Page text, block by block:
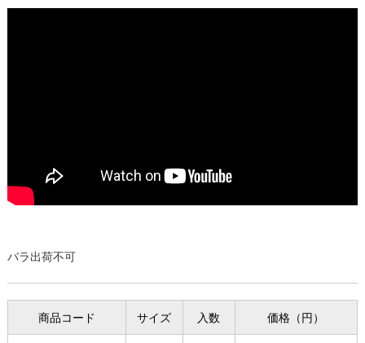
バラ出荷不可
商品コード サイズ 入数 価格（円）